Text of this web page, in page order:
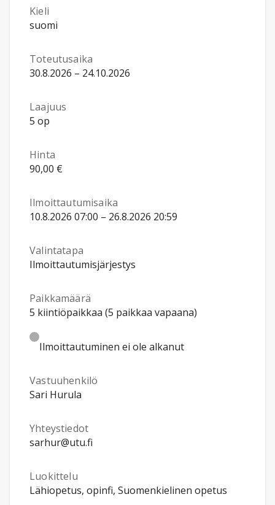
Kieli
suomi
Toteutusaika
30.8.2026 – 24.10.2026
Laajuus
5 op
Hinta
90,00 €
Ilmoittautumisaika
10.8.2026 07:00 – 26.8.2026 20:59
Valintatapa
Ilmoittautumisjärjestys
Paikkamäärä
5 kiintiöpaikkaa (5 paikkaa vapaana)
Ilmoittautuminen ei ole alkanut
Vastuuhenkilö
Sari Hurula
Yhteystiedot
sarhur@utu.fi
Luokittelu
Lähiopetus, opinfi, Suomenkielinen opetus